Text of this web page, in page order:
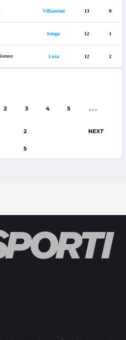
Vëllaznimi 13 0
Istogu 12 1
Liria 12 2
2 3 4 5 …
2
5
NEXT